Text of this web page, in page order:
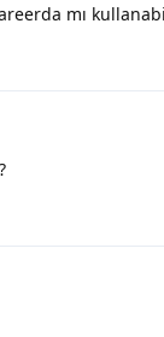
mı